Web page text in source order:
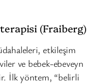
(Fraiberg)
etkileşim
ve bebek-ebeveyn
İlk yöntem, “belirli